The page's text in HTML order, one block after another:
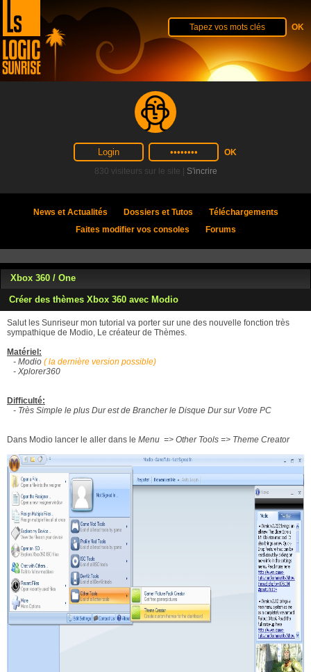
830 visiteurs sur le site | S'incrire
News et Actualités Dossiers et Tutos
Téléchargements
Faites modifier vos consoles
Forums
Xbox 360 / One
Créer des thèmes Xbox 360 avec Modio
Salut les Sunriseur mon tutorial va porter sur une des nouvelle fonction très
sympathique de Modio, Le créateur de Thèmes.
Matériel:
- Modio ( la dernière version possible)
- Xplorer360
Difficulté:
- Très Simple le plus Dur est de Brancher le Disque Dur sur Votre PC
Dans Modio lancer le aller dans le Menu => Other Tools => Theme Creator